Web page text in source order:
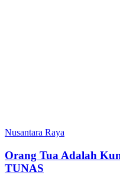
Nusantara Raya
Orang Tua Adalah
TUNAS